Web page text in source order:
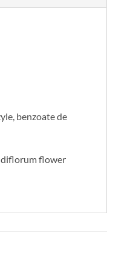
benzoate de
flower